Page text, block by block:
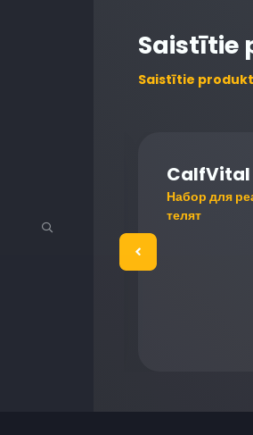
Saistītie
Saistītie
CalfVital
Набор для
телят